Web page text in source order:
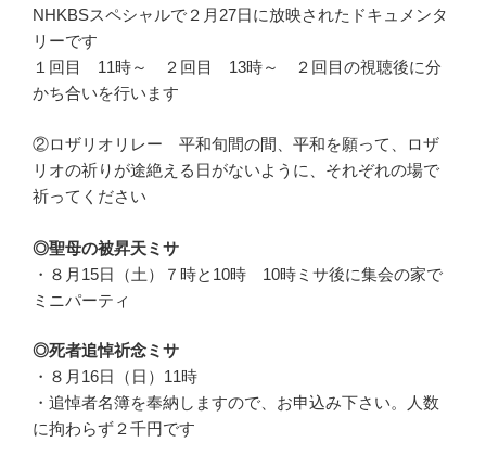
NHKBSスペシャルで２月27日に放映されたドキュメンタ
リーです
１回目 11時～ ２回目 13時～ ２回目の視聴後に分
かち合いを行います
②ロザリオリレー 平和旬間の間、平和を願って、ロザ
リオの祈りが途絶える日がないように、それぞれの場で
祈ってください
◎聖母の被昇天ミサ
・８月15日（土）７時と10時 10時ミサ後に集会の家で
ミニパーティ
◎死者追悼祈念ミサ
・８月16日（日）11時
・追悼者名簿を奉納しますので、お申込み下さい。人数
に拘わらず２千円です